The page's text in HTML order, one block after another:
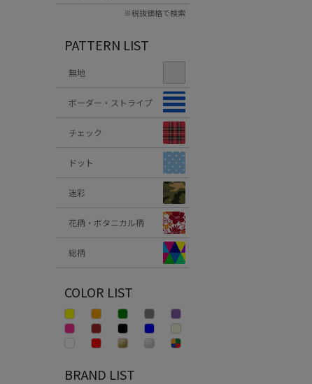
※税抜価格で検索
PATTERN LIST
無地
ボーダー・ストライプ
チェック
ドット
迷彩
花柄・ボタニカル柄
総柄
COLOR LIST
BRAND LIST